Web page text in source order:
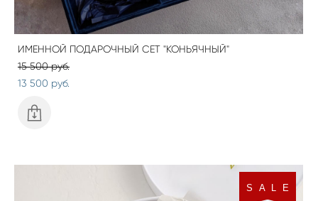
ИМЕННОЙ ПОДАРОЧНЫЙ СЕТ "КОНЬЯЧНЫЙ"
15 500 pуб.
13 500 pуб.
S A L E